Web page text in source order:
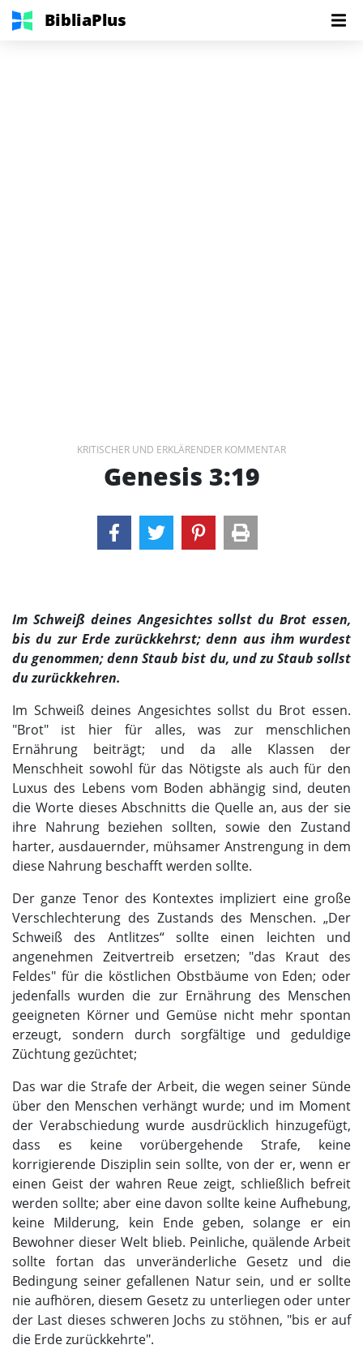
BibliaPlus
KRITISCHER UND ERKLÄRENDER KOMMENTAR
Genesis 3:19
Im Schweiß deines Angesichtes sollst du Brot essen,
bis du zur Erde zurückkehrst; denn aus ihm wurdest
du genommen; denn Staub bist du, und zu Staub sollst
du zurückkehren.
Im Schweiß deines Angesichtes sollst du Brot essen.
"Brot" ist hier für alles, was zur menschlichen
Ernährung beiträgt; und da alle Klassen der
Menschheit sowohl für das Nötigste als auch für den
Luxus des Lebens vom Boden abhängig sind, deuten
die Worte dieses Abschnitts die Quelle an, aus der sie
ihre Nahrung beziehen sollten, sowie den Zustand
harter, ausdauernder, mühsamer Anstrengung in dem
diese Nahrung beschafft werden sollte.
Der ganze Tenor des Kontextes impliziert eine große
Verschlechterung des Zustands des Menschen. „Der
Schweiß des Antlitzes“ sollte einen leichten und
angenehmen Zeitvertreib ersetzen; "das Kraut des
Feldes" für die köstlichen Obstbäume von Eden; oder
jedenfalls wurden die zur Ernährung des Menschen
geeigneten Körner und Gemüse nicht mehr spontan
erzeugt, sondern durch sorgfältige und geduldige
Züchtung gezüchtet;
Das war die Strafe der Arbeit, die wegen seiner Sünde
über den Menschen verhängt wurde; und im Moment
der Verabschiedung wurde ausdrücklich hinzugefügt,
dass es keine vorübergehende Strafe, keine
korrigierende Disziplin sein sollte, von der er, wenn er
einen Geist der wahren Reue zeigt, schließlich befreit
werden sollte; aber eine davon sollte keine Aufhebung,
keine Milderung, kein Ende geben, solange er ein
Bewohner dieser Welt blieb. Peinliche, quälende Arbeit
sollte fortan das unveränderliche Gesetz und die
Bedingung seiner gefallenen Natur sein, und er sollte
nie aufhören, diesem Gesetz zu unterliegen oder unter
der Last dieses schweren Jochs zu stöhnen, "bis er auf
die Erde zurückkehrte".